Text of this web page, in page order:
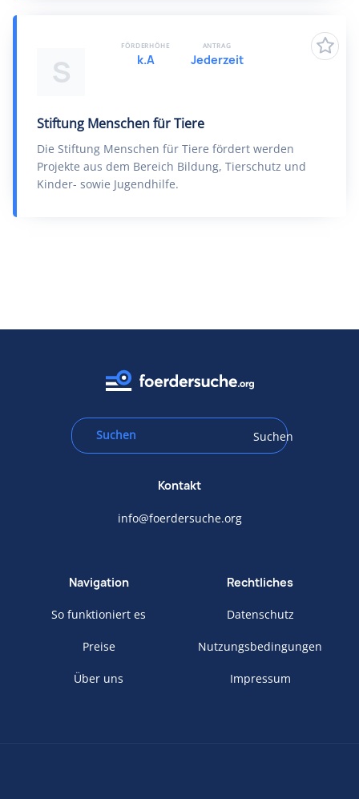
S
Stiftung Menschen für Tiere
Die Stiftung Menschen für Tiere fördert werden
Projekte aus dem Bereich Bildung, Tierschutz und
Kinder- sowie Jugendhilfe.
FÖRDERHÖHE
k.A
ANTRAG
Jederzeit
Suchen
Kontakt
info@foerdersuche.org
Navigation
So funktioniert es
Preise
Über uns
Rechtliches
Datenschutz
Nutzungsbedingungen
Impressum